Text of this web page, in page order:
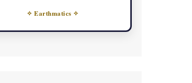
✧ Earthmatics ✧